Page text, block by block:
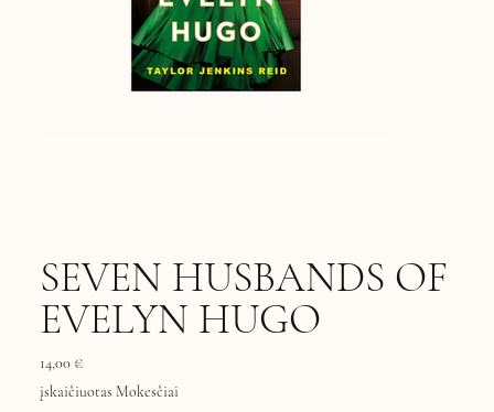
SEVEN HUSBANDS OF
EVELYN HUGO
14,00 €
įskaičiuotas Mokesčiai